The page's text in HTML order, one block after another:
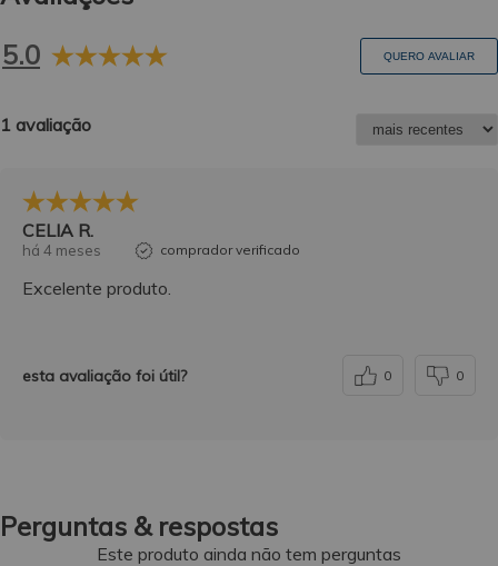
5.0
QUERO AVALIAR
1 avaliação
CELIA R.
há 4 meses comprador verificado
Excelente produto.
esta avaliação foi útil? 0 0
Perguntas & respostas
Este produto ainda não tem perguntas